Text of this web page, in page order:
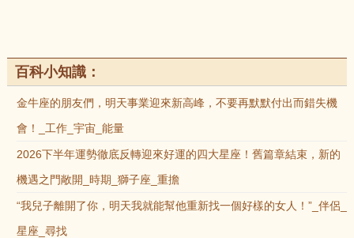
百科小知識：
金牛座的朋友們，明天事業迎來新高峰，不要再默默付出而錯失機
會！_工作_宇宙_能量
2026下半年運勢徹底反轉迎來好運的四大星座！舊篇章結束，新的
機遇之門敞開_時期_獅子座_重擔
“我兒子離開了你，明天我就能幫他重新找一個好樣的女人！”_伴侶_
星座_尋找